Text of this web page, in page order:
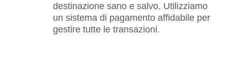
destinazione sano e salvo. Utilizziamo
un sistema di pagamento affidabile per
gestire tutte le transazioni.